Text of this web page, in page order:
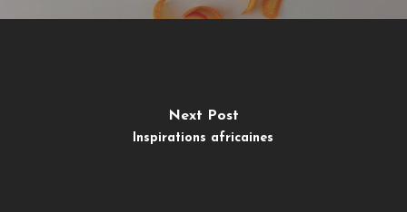
Next Post
Inspirations africaines